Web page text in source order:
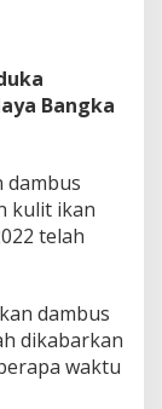
Bangka
dambus
kulit ikan
telah
dambus
dikabarkan
waktu